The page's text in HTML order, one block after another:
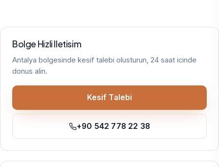
Bolge Hizli Iletisim
Antalya bolgesinde kesif talebi olusturun, 24 saat icinde
donus alin.
Kesif Talebi
+90 542 778 22 38